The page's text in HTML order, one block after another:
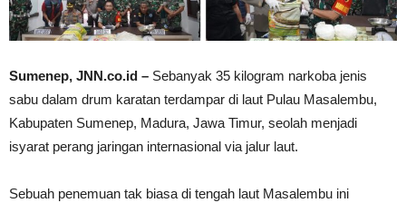
Sumenep, JNN.co.id – Sebanyak 35 kilogram narkoba jenis
sabu dalam drum karatan terdampar di laut Pulau Masalembu,
Kabupaten Sumenep, Madura, Jawa Timur, seolah menjadi
isyarat perang jaringan internasional via jalur laut.
Sebuah penemuan tak biasa di tengah laut Masalembu ini